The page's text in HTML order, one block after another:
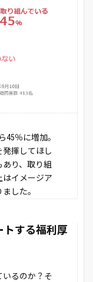
45％に増加。
揮してほし
り、取り組
はイメージア
した。
トする福利厚
いるのか？そ